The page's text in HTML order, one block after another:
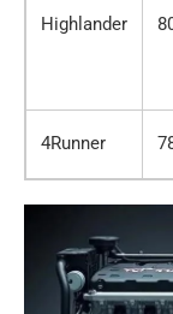
Highlander
4Runner